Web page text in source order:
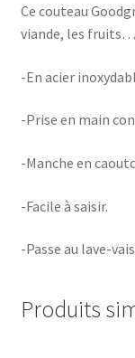
Ce couteau
viande, les fruits…
-En acier
-Prise en main
-Manche en
-Facile à saisir.
-Passe au lave-
Produits